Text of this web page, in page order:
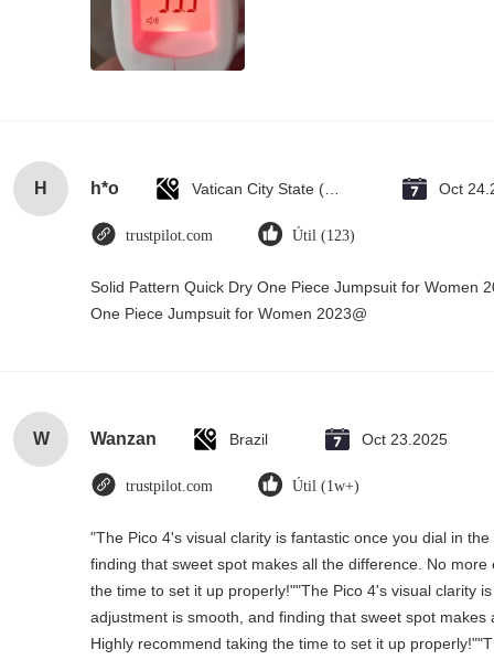
H h*o Oct
trustpilot.com Útil (123)
Solid Pattern Quick Dry One Piece Jumpsuit for Women
One Piece Jumpsuit for Women 2023@
W Wanzan Brazil Oct 23.2025
trustpilot.com Útil (1w+)
"The Pico 4's visual clarity is fantastic once you dial in
finding that sweet spot makes all the difference. No
the time to set it up properly!""The Pico 4's visual clarity
adjustment is smooth, and finding that sweet spot
Highly recommend taking the time to set it up